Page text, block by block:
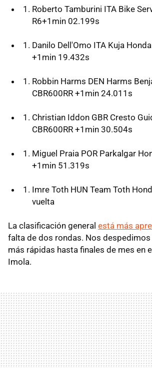
Roberto Tamburini ITA Bike
R6+1min 02.199s
Danilo Dell'Omo ITA Kuja
+1min 19.432s
Robbin Harms DEN Harms
CBR600RR +1min 24.011s
Christian Iddon GBR Cresto
CBR600RR +1min 30.504s
Miguel Praia POR Parkalgar
+1min 51.319s
Imre Toth HUN Team Toth
vuelta
La clasificación general está más
falta de dos rondas. Nos
más rápidas hasta finales de mes en
Imola.